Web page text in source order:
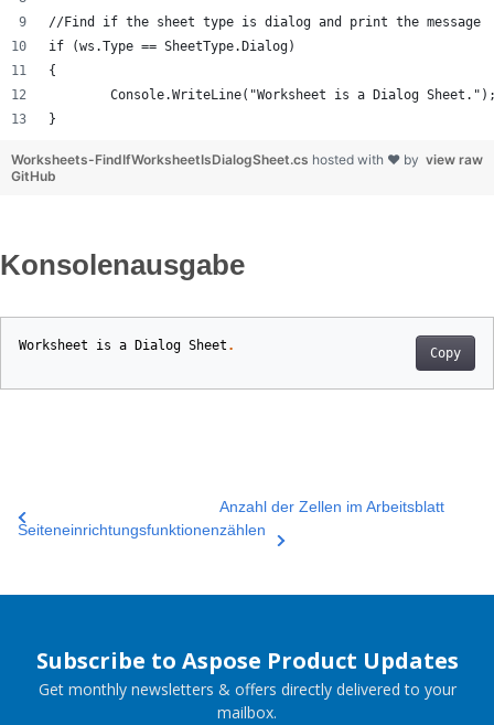
//Find if the sheet type is dialog and print the message
if (ws.Type == SheetType.Dialog)
{
Console.WriteLine("Worksheet is a Dialog
}
view raw
Worksheets-FindIfWorksheetIsDialogSheet.cs hosted with ❤ by
GitHub
Konsolenausgabe
Copy
Worksheet is a Dialog Sheet .
Seiteneinrichtungsfunktionen
Anzahl der Zellen im Arbeitsblatt
zählen
Subscribe to Aspose Product Updates
Get monthly newsletters & offers directly delivered to your
mailbox.